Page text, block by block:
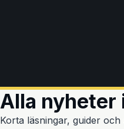
Alla nyheter
Korta läsningar, guider